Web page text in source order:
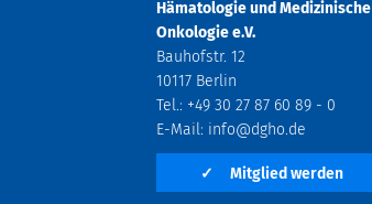
Hämatologie und Medizinische
Onkologie e.V.
Bauhofstr. 12
10117 Berlin
Tel.: +49 30 27 87 60 89 - 0
E-Mail: info@dgho.de
✓ Mitglied werden